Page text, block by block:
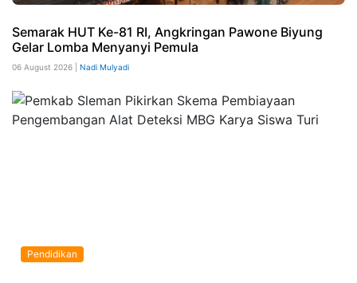
Semarak HUT Ke-81 RI, Angkringan Pawone Biyung
Gelar Lomba Menyanyi Pemula
06 August 2026 | Nadi Mulyadi
Pendidikan